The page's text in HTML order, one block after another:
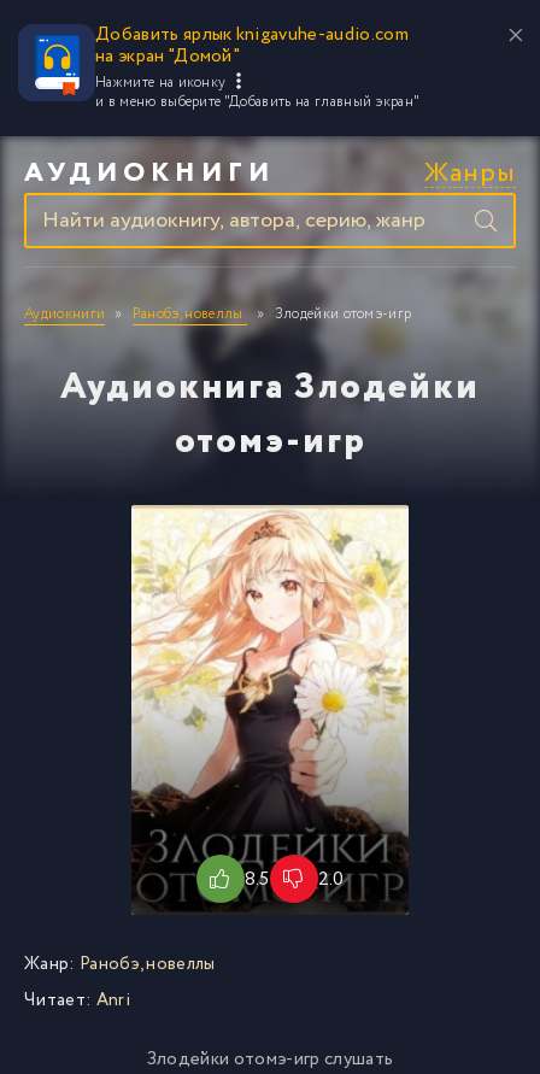
Добавить ярлык knigavuhe-audio.com
на экран "Домой"
Нажмите на иконку
и в меню выберите "Добавить на главный экран"
АУДИОКНИГИ Жанры
Аудиокниги Ранобэ, новеллы Злодейки отомэ-игр
Аудиокнига Злодейки
отомэ-игр
8.5 2.0
Жанр: Ранобэ, новеллы
Читает: Anri
Злодейки отомэ-игр слушать